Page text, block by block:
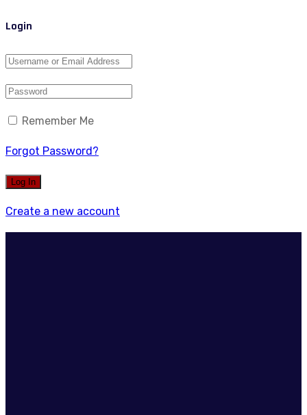
Login
Remember Me
Forgot Password?
Create a new account